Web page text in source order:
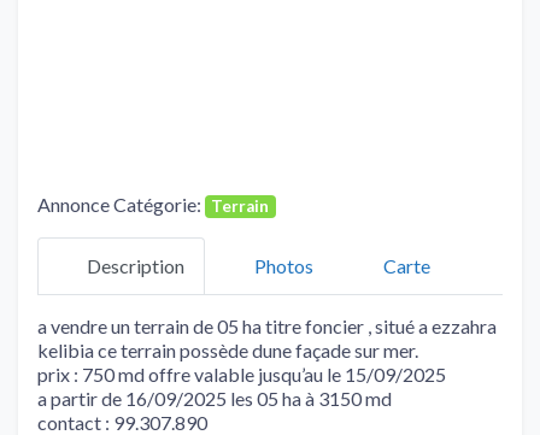
Annonce Catégorie: Terrain
Description Photos Carte
a vendre un terrain de 05 ha titre foncier , situé a ezzahra
kelibia ce terrain possède dune façade sur mer.
prix : 750 md offre valable jusqu’au le 15/09/2025
a partir de 16/09/2025 les 05 ha à 3150 md
contact : 99.307.890